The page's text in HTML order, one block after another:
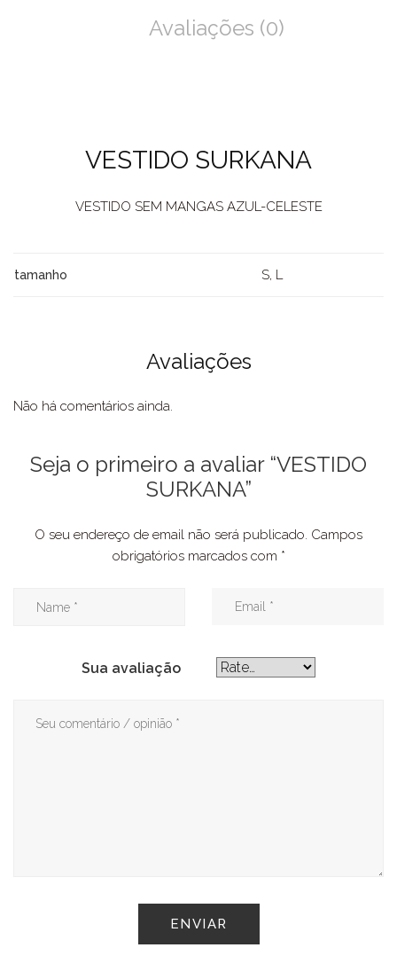
Avaliações (0)
VESTIDO SURKANA
VESTIDO SEM MANGAS AZUL-CELESTE
tamanho S, L
Avaliações
Não há comentários ainda.
Seja o primeiro a avaliar “VESTIDO
SURKANA”
O seu endereço de email não será publicado. Campos
obrigatórios marcados com *
Sua avaliação